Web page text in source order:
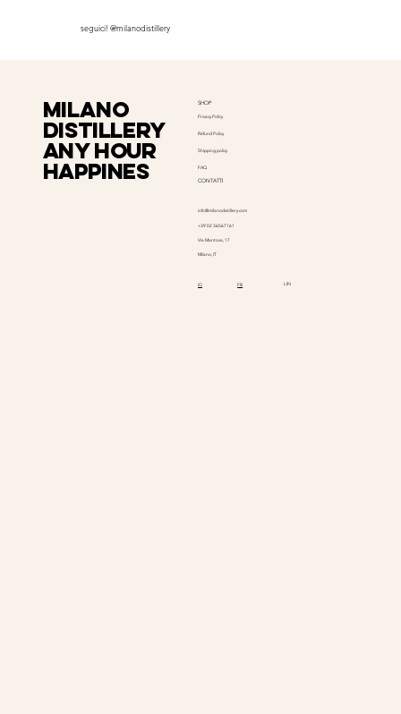
seguici! @milanodistillery
milano
distillery
Any hour
happines
SHOP
Privacy Policy
Refund Policy
Shipping policy
FAQ
CONTATTI
info@milanodistillery.com
+39 02 36567161
Via Mantova, 17
Milano, IT
IG FB LIN